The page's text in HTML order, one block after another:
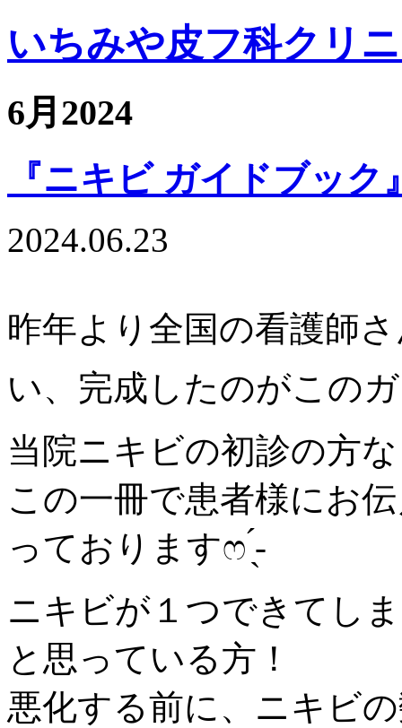
いちみや皮フ科クリ
6月2024
『ニキビ ガイドブッ
2024.06.23
昨年より全国の看護師
い、完成したのがこの
当院ニキビの初診の方
この一冊で患者様にお
っておりますෆ ̖́-‬
ニキビが１つできてし
と思っている方！
悪化する前に、ニキビ